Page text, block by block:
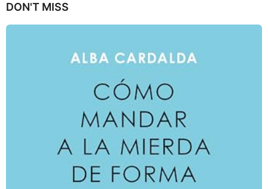
DON'T MISS